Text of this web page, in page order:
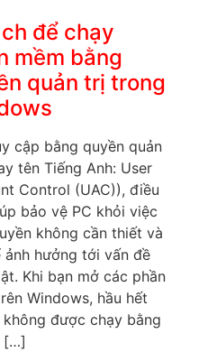
để chạy
mềm bằng
quản trị trong
cập bằng quyền quản
tên Tiếng Anh: User
Control (UAC)), điều
bảo vệ PC khỏi việc
không cần thiết và
ảnh hưởng tới vấn đề
Khi bạn mở các phần
Windows, hầu hết
không được chạy bằng
[…]